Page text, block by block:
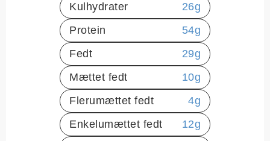
Kulhydrater
26g
Protein
54g
Fedt
29g
Mættet fedt
10g
Flerumættet fedt
4g
Enkelumættet fedt
12g